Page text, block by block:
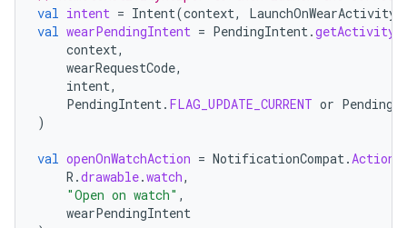
val intent = Intent(context, LaunchOnWearActivity
val wearPendingIntent = PendingIntent.getActivity
context,
wearRequestCode,
intent,
PendingIntent. FLAG_UPDATE_CURRENT or
)
val openOnWatchAction = NotificationCompat.Action
R .drawable.watch,
"Open on watch" ,
wearPendingIntent